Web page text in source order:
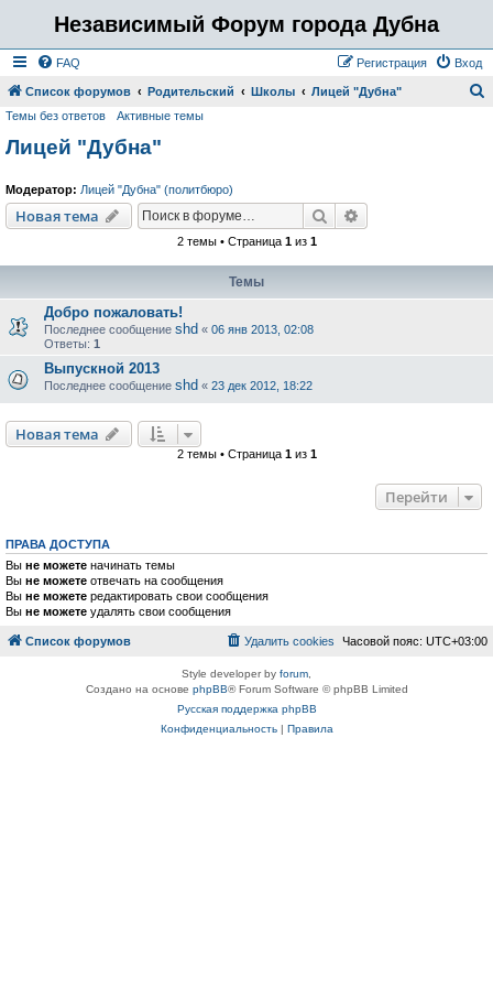
Независимый Форум города Дубна
FAQ Вход
Регистрация
Список форумов Родительский Школы Лицей "Дубна"
Темы без ответов Активные темы
Лицей "Дубна"
Модератор: Лицей "Дубна" (политбюро)
Новая тема Поиск
2 темы • Страница 1из 1
Темы
Добро пожаловать!
Последнее сообщение shd « 06 янв 2013, 02:08
Ответы: 1
Выпускной 2013
Последнее сообщение shd « 23 дек 2012, 18:22
Новая тема
2 темы • Страница 1из 1
Перейти
ПРАВА ДОСТУПА
Вы не можете начинать темы
Вы не можете отвечать на сообщения
Вы не можете редактировать свои сообщения
Вы не можете удалять свои сообщения
Список форумов Часовой пояс: UTC+03:00
Удалить cookies
Style developer by forum
Создано на основе phpBB® Forum Software © phpBB Limited
Русская поддержка phpBB
Конфиденциальность| Правила